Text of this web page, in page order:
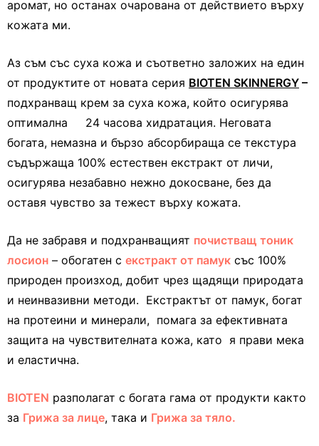
аромат, но останах очарована от действието върху
кожата ми.
Аз съм със суха кожа и съответно заложих на един
от продуктите от новата серия BIOTEN SKINNERGY –
подхранващ крем за суха кожа, който осигурява
оптимална 24 часова хидратация. Неговата
богата, немазна и бързо абсорбираща се текстура
съдържаща 100% естествен екстракт от личи,
осигурява незабавно нежно докосване, без да
оставя чувство за тежест върху кожата.
Да не забравя и подхранващият почистващ тоник
лосион – обогатен с екстракт от памук със 100%
природен произход, добит чрез щадящи природата
и неинвазивни методи. Екстрактът от памук, богат
на протеини и минерали, помага за ефективната
защита на чувствителната кожа, като я прави мека
и еластична.
BIOTEN разполагат с богата гама от продукти както
за Грижа за лице, така и Грижа за тяло.